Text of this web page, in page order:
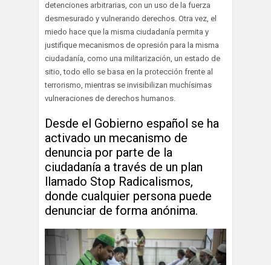
detenciones arbitrarias, con un uso de la fuerza
desmesurado y vulnerando derechos. Otra vez, el
miedo hace que la misma ciudadanía permita y
justifique mecanismos de opresión para la misma
ciudadanía, como una militarización, un estado de
sitio, todo ello se basa en la protección frente al
terrorismo, mientras se invisibilizan muchísimas
vulneraciones de derechos humanos.
Desde el Gobierno español se ha
activado un mecanismo de
denuncia por parte de la
ciudadanía a través de un plan
llamado Stop Radicalismos,
donde cualquier persona puede
denunciar de forma anónima.